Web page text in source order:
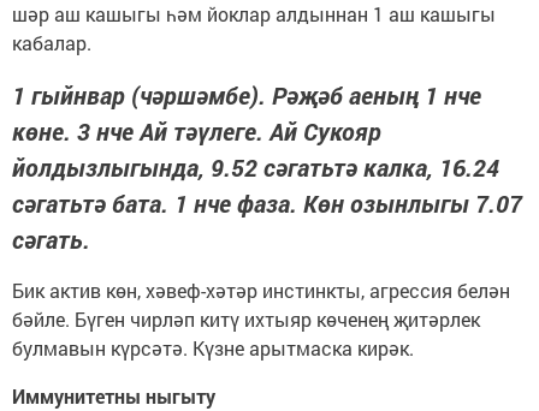
шәр аш кашыгы һәм йоклар алдыннан 1 аш кашыгы
кабалар.
1 гыйнвар (чәршәмбе). Рәҗәб аеның 1 нче
көне. 3 нче Ай тәүлеге. Ай Сукояр
йолдызлыгында, 9.52 сәгатьтә калка, 16.24
сәгатьтә бата. 1 нче фаза. Көн озынлыгы 7.07
сәгать.
Бик актив көн, хәвеф-хәтәр инстинкты, агрессия белән
бәйле. Бүген чирләп китү ихтыяр көченең җитәрлек
булмавын күрсәтә. Күзне арытмаска кирәк.
Иммунитетны ныгыту